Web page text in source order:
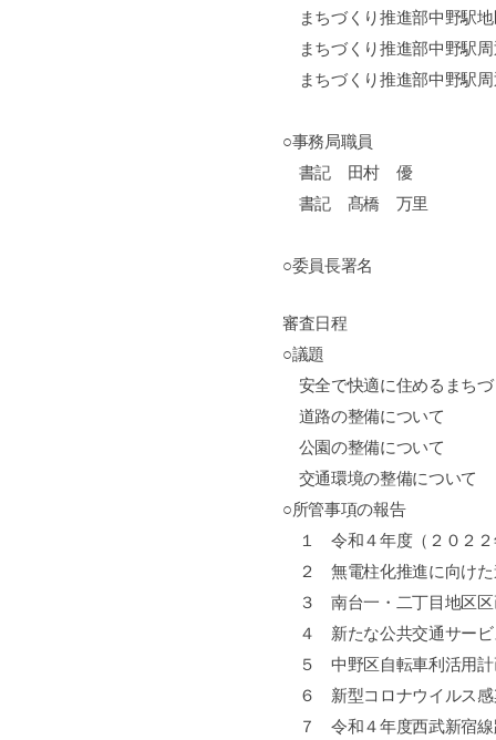
まちづくり推進部中野駅
まちづくり推進部中野駅
まちづくり推進部中野駅
○事務局職員
書記 田村 優
書記 髙橋 万里
○委員長署名
審査日程
○議題
安全で快適に住めるまちづ
道路の整備について
公園の整備について
交通環境の整備について
○所管事項の報告
１ 令和４年度（２０２２
２ 無電柱化推進に向けた
３ 南台一・二丁目地区
４ 新たな公共交通サービ
５ 中野区自転車利活用計
６ 新型コロナウイルス感
７ 令和４年度西武新宿線